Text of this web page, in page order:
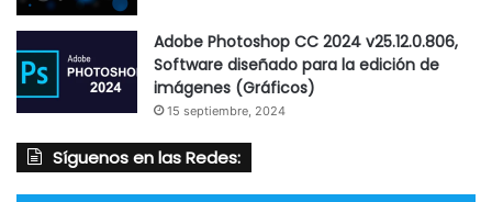
Adobe Photoshop CC 2024 v25.12.0.806,
Software diseñado para la edición de
imágenes (Gráficos)
15 septiembre, 2024
Síguenos en las Redes: